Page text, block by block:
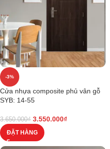
-3%
Cửa nhựa composite phủ vân gỗ
SYB: 14-55
3.650.000₫ 3.550.000₫
ĐẶT HÀNG